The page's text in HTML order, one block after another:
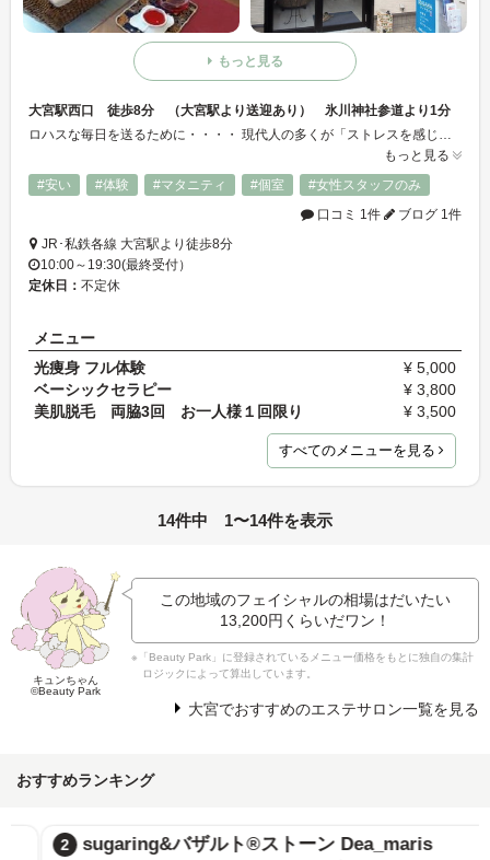
もっと見る
大宮駅西口 徒歩8分 （大宮駅より送迎あり） 氷川神社参道より1分
もっと見る
#安い
#体験 #マタニティ #個室
#女性スタッフのみ
口コミ 1件
ブログ 1件
JR･私鉄各線 大宮駅より徒歩8分
10:00～19:30(最終受付）
定休日： 不定休
メニュー
光痩身 フル体験
¥ 5,000
ベーシックセラピー
¥ 3,800
美肌脱毛 両脇3回 お一人様１回限り
¥ 3,500
すべてのメニューを見る
14件中 1〜14件を表示
キュンちゃん
©Beauty Park
この地域のフェイシャルの相場はだいたい
13,200円 くらいだワン！
※「Beauty Park」に登録されているメニュー価格をもとに独自の集計
ロジックによって算出しています。
大宮でおすすめのエステサロン一覧を見る
おすすめランキング
sugaring&バザルト®ストーン Dea_maris